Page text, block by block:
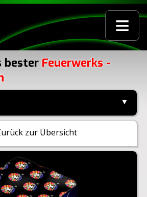
≡
bester Feuerwerks -
▼
zur Übersicht